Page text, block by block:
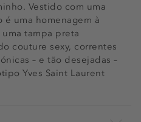
Vestido com uma
é uma homenagem à
tampa preta
couture sexy, correntes
– e tão desejadas –
Yves Saint Laurent